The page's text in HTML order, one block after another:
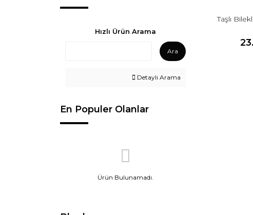
Hızlı Ürün Arama
Ara
Detaylı Arama
En Populer Olanlar
Ürün Bulunamadı.
Taşlı